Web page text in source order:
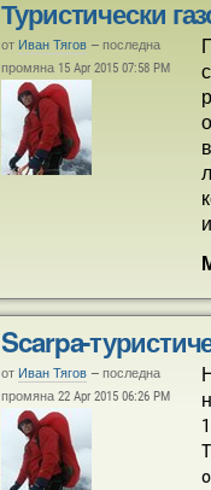
Туристически
от Иван Тягов —последна
промяна 15 Apr 2015 07:58 PM
Scarpa-
от Иван Тягов —последна
промяна 22 Apr 2015 06:26 PM